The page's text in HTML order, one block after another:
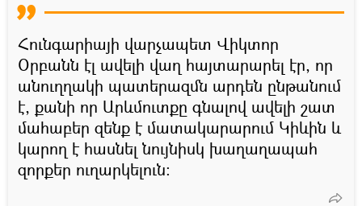
Հունգարիայի վարչապետ Վիկտոր
Օրբանն էլ ավելի վաղ հայտարարել էր, որ
անուղղակի պատերազմն արդեն ընթանում
է, քանի որ Արևմուտքը գնալով ավելի շատ
մահաբեր զենք է մատակարարում Կիևին և
կարող է հասնել նույնիսկ խաղաղապահ
զորքեր ուղարկելուն։